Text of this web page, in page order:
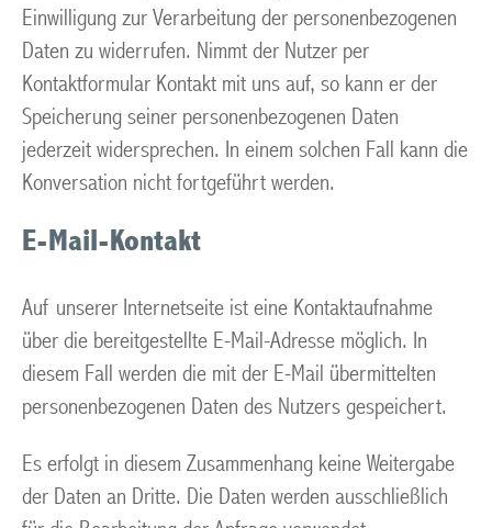
Einwilligung zur Verarbeitung der personenbezogenen
Daten zu widerrufen. Nimmt der Nutzer per
Kontaktformular Kontakt mit uns auf, so kann er der
Speicherung seiner personenbezogenen Daten
jederzeit widersprechen. In einem solchen Fall kann die
Konversation nicht fortgeführt werden.
E-Mail-Kontakt
Auf unserer Internetseite ist eine Kontaktaufnahme
über die bereitgestellte E-Mail-Adresse möglich. In
diesem Fall werden die mit der E-Mail übermittelten
personenbezogenen Daten des Nutzers gespeichert.
Es erfolgt in diesem Zusammenhang keine Weitergabe
der Daten an Dritte. Die Daten werden ausschließlich